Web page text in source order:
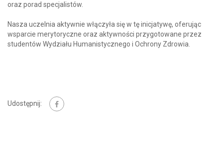
oraz porad specjalistów.
Nasza uczelnia aktywnie włączyła się w tę inicjatywę, oferując
wsparcie merytoryczne oraz aktywności przygotowane przez
studentów Wydziału Humanistycznego i Ochrony Zdrowia.
Udostępnij: